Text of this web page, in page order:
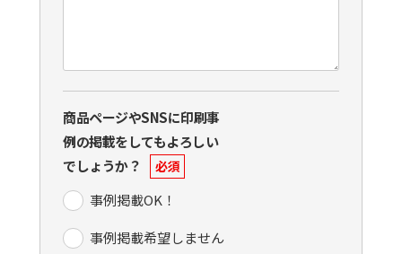
商品ページやSNSに印刷事
例の掲載をしてもよろしい
でしょうか？
必須
事例掲載OK！
事例掲載希望しません